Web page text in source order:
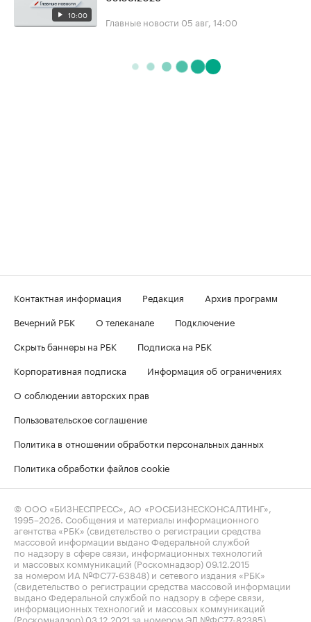
10:00 Главные новости 05 авг, 14:00
Контактная информация Редакция
Архив программ
Вечерний РБК
О телеканале
Подключение
Скрыть баннеры на РБК
Подписка на РБК
Корпоративная подписка
Информация об ограничениях
О соблюдении авторских прав
Пользовательское соглашение
Политика в отношении обработки персональных данных
Политика обработки файлов cookie
© ООО «БИЗНЕСПРЕСС», АО «РОСБИЗНЕСКОНСАЛТИНГ»,
1995–2026 . Сообщения и материалы информационного
агентства «РБК» (свидетельство о регистрации средства
массовой информации выдано Федеральной службой
по надзору в сфере связи, информационных технологий
и массовых коммуникаций (Роскомнадзор) 09.12.2015
за номером ИА №ФС77-63848) и сетевого издания «РБК»
(свидетельство о регистрации средства массовой информации
выдано Федеральной службой по надзору в сфере связи,
информационных технологий и массовых коммуникаций
(Роскомнадзор) 03.12.2021 за номером ЭЛ №ФС77-82385)